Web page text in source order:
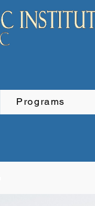
Programs